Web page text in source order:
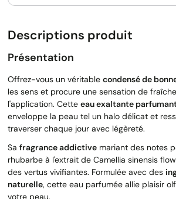
Descriptions produit
Présentation
Offrez-vous un véritable condensé de
les sens et procure une sensation de
l'application. Cette eau exaltante
enveloppe la peau tel un halo délicat et
traverser chaque jour avec légèreté.
Sa fragrance addictive mariant des notes
rhubarbe à l'extrait de Camellia sinensis
des vertus vivifiantes. Formulée avec des
naturelle, cette eau parfumée allie plaisir